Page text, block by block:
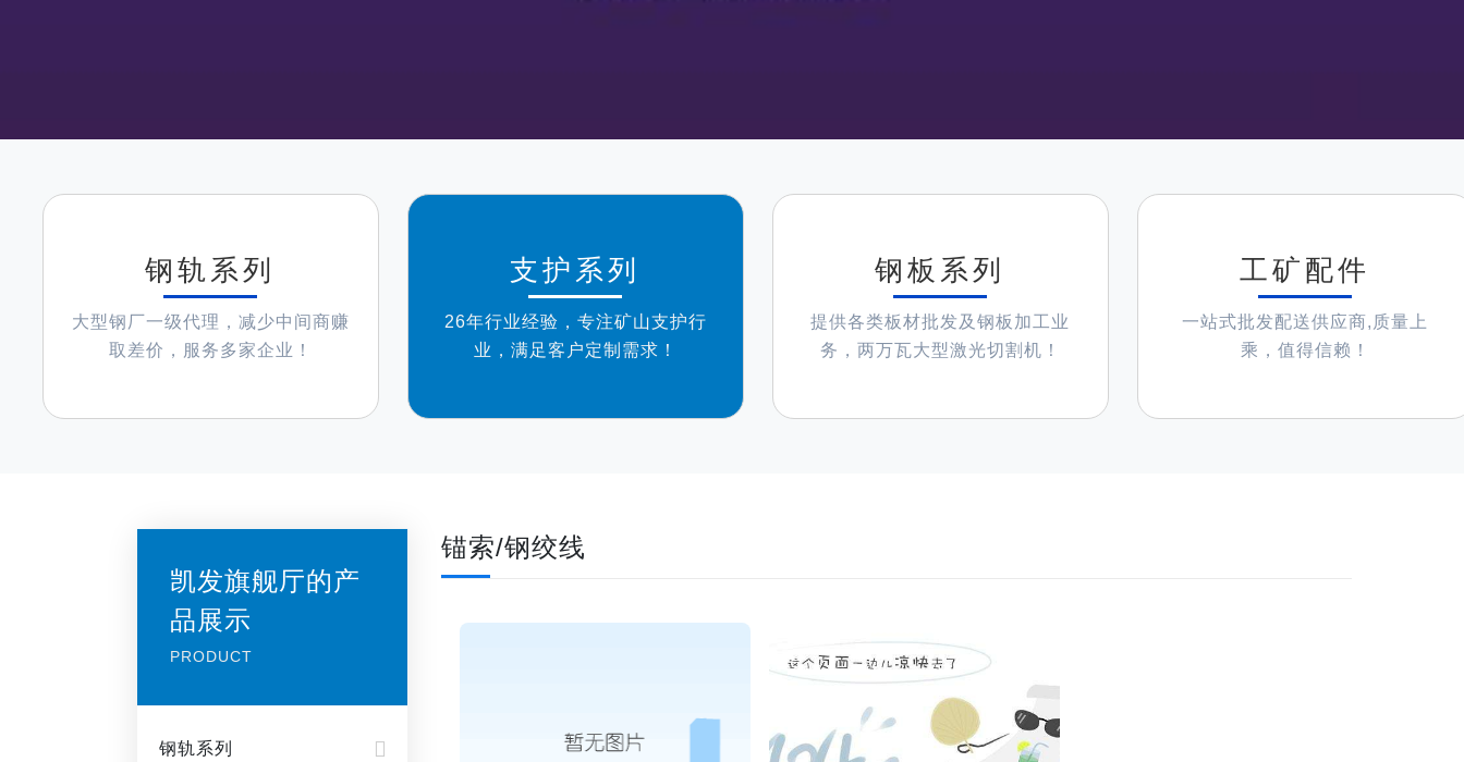
钢轨系列
大型钢厂一级代理，减少中间商赚
取差价，服务多家企业！
支护系列
26年行业经验，专注矿山支护行
业，满足客户定制需求！
钢板系列
提供各类板材批发及钢板加工业
务，两万瓦大型激光切割机！
工矿配件
一站式批发配送供应商,质量上
乘，值得信赖！
凯发旗舰厅的产
品展示
PRODUCT
钢轨系列
锚索/钢绞线